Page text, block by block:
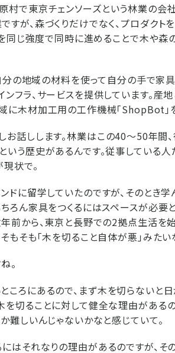
村で東京チェンソーズという林業の会
が、森づくりだけでなく、プロダクトを
を同じ強度で同時に進めることで木や
分の地域の材料を使って自分の手で家
フラ、サービスを提供しています。産
に木材加工用の工作機械「ShopBot」
お話しします。林業はこの40～50年間
いう歴史があるんです。従事している
状で。
ドに留学していたのですが、そのとき
ろん家具をつくるにはスペースが必要
前から、東京と長野での2拠点生活を
もそも「木を切ること自体が悪」みた
。
ろにあるので、まず木を切らないと
を切ることに対して健全な理由がある
難しいんじゃないかなと感じていて。
はそれなりの理由があるのですが、そ